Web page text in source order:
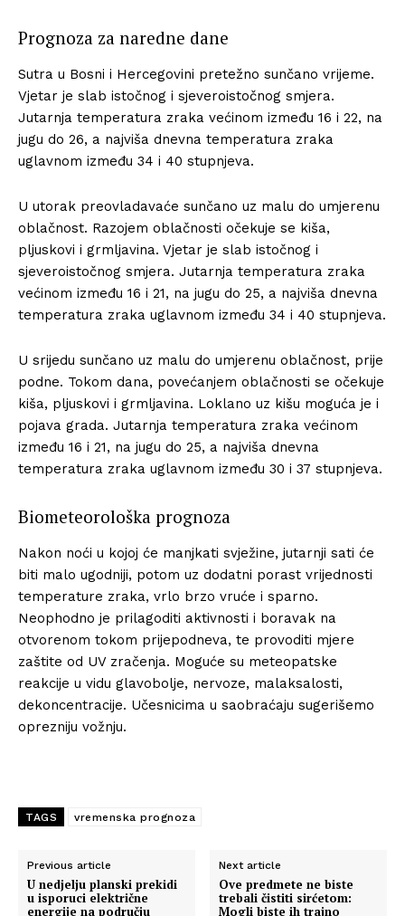
Prognoza za naredne dane
Sutra u Bosni i Hercegovini pretežno sunčano vrijeme.
Vjetar je slab istočnog i sjeveroistočnog smjera.
Jutarnja temperatura zraka većinom između 16 i 22, na
jugu do 26, a najviša dnevna temperatura zraka
uglavnom između 34 i 40 stupnjeva.
U utorak preovladavaće sunčano uz malu do umjerenu
oblačnost. Razojem oblačnosti očekuje se kiša,
pljuskovi i grmljavina. Vjetar je slab istočnog i
sjeveroistočnog smjera. Jutarnja temperatura zraka
većinom između 16 i 21, na jugu do 25, a najviša dnevna
temperatura zraka uglavnom između 34 i 40 stupnjeva.
U srijedu sunčano uz malu do umjerenu oblačnost, prije
podne. Tokom dana, povećanjem oblačnosti se očekuje
kiša, pljuskovi i grmljavina. Loklano uz kišu moguća je i
pojava grada. Jutarnja temperatura zraka većinom
između 16 i 21, na jugu do 25, a najviša dnevna
temperatura zraka uglavnom između 30 i 37 stupnjeva.
Biometeorološka prognoza
Nakon noći u kojoj će manjkati svježine, jutarnji sati će
biti malo ugodniji, potom uz dodatni porast vrijednosti
temperature zraka, vrlo brzo vruće i sparno.
Neophodno je prilagoditi aktivnosti i boravak na
otvorenom tokom prijepodneva, te provoditi mjere
zaštite od UV zračenja. Moguće su meteopatske
reakcije u vidu glavobolje, nervoze, malaksalosti,
dekoncentracije. Učesnicima u saobraćaju sugerišemo
oprezniju vožnju.
TAGS vremenska prognoza
Previous article
U nedjelju planski prekidi
u isporuci električne
energije na području
Next article
Ove predmete ne biste
trebali čistiti sirćetom:
Mogli biste ih trajno